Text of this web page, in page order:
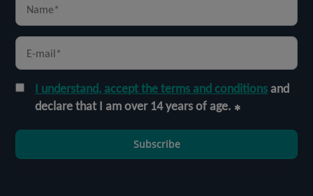
I understand, accept the terms and conditionsand
declare that I am over 14 years of age.
Subscribe